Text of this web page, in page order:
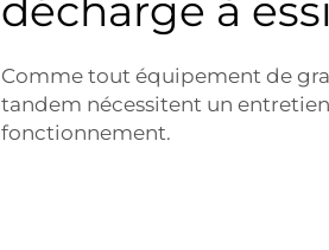
décharge à
Comme tout équipement de
tandem nécessitent un
fonctionnement.